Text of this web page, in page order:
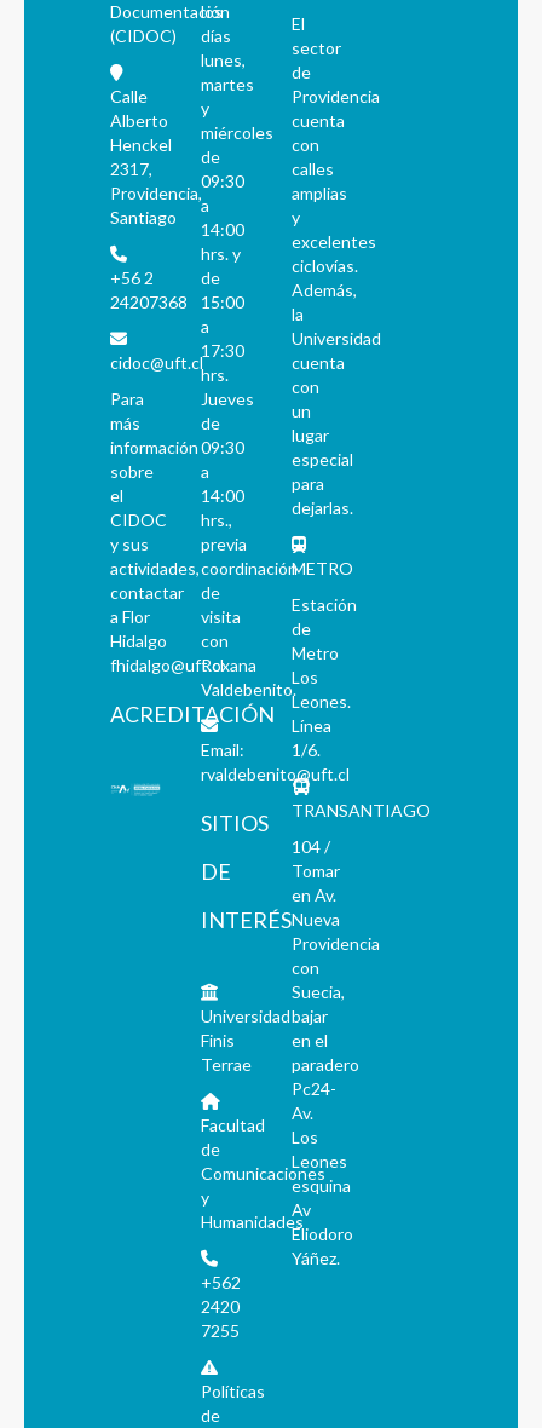
Documentación
(CIDOC)
Calle
Alberto
Henckel
2317,
Providencia,
Santiago
+56 2
24207368
cidoc@uft.cl
Para
más
información
sobre
el
CIDOC
y sus
actividades,
contactar
a Flor
Hidalgo
fhidalgo@uft.cl
ACREDITACIÓN
los
días
lunes,
martes
y
miércoles
de
09:30
a
14:00
hrs. y
de
15:00
a
17:30
hrs.
Jueves
de
09:30
a
14:00
hrs.,
previa
coordinación
de
visita
con
Roxana
Valdebenito.
Email:
rvaldebenito@uft.cl
SITIOS
DE
INTERÉS
Universidad
Finis
Terrae
Facultad
de
Comunicaciones
y
Humanidades
+562
2420
7255
Políticas
de
El
sector
de
Providencia
cuenta
con
calles
amplias
y
excelentes
ciclovías.
Además,
la
Universidad
cuenta
con
un
lugar
especial
para
dejarlas.
METRO
Estación
de
Metro
Los
Leones.
Línea
1/6.
TRANSANTIAGO
104 /
Tomar
en Av.
Nueva
Providencia
con
Suecia,
bajar
en el
paradero
Pc24-
Av.
Los
Leones
esquina
Av
Eliodoro
Yáñez.